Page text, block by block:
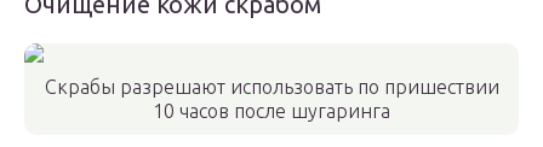
Скрабы разрешают использовать по пришествии
10 часов после шугаринга